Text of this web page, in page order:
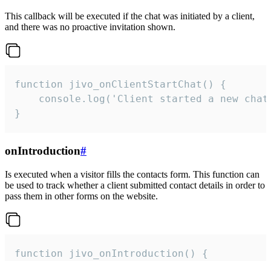
This callback will be executed if the chat was initiated by a client,
and there was no proactive invitation shown.
function jivo_onClientStartChat() {
console.log('Client started a new
}
onIntroduction#
Is executed when a visitor fills the contacts form. This function can
be used to track whether a client submitted contact details in order to
pass them in other forms on the website.
function jivo_onIntroduction() {